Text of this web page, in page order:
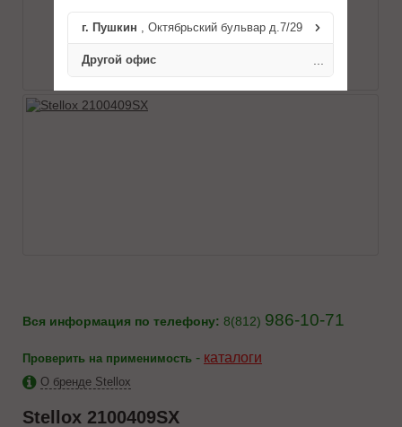
Вся информация по телефону: 8(812) 986-10-71
Проверить на применимость - каталоги
О бренде Stellox
Stellox 2100409SX
г. Пушкин , Октябрьский бульвар д.7/29
Другой офис